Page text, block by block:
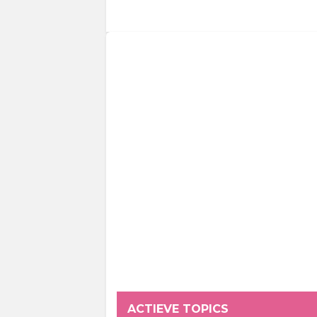
ACTIEVE TOPICS